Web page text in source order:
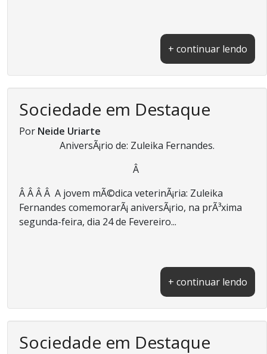
+ continuar lendo
Sociedade em Destaque
Por Neide Uriarte
AniversÃ¡rio de: Zuleika Fernandes.
Â
Â Â Â Â A jovem mÃ©dica veterinÃ¡ria: Zuleika
Fernandes comemorarÃ¡ aniversÃ¡rio, na prÃ³xima
segunda-feira, dia 24 de Fevereiro...
+ continuar lendo
Sociedade em Destaque